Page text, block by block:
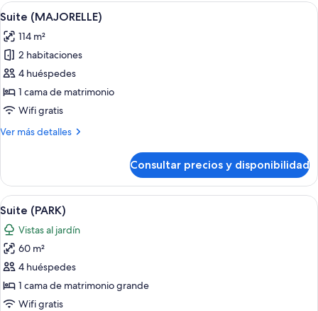
Abrir
todas
las
fotos
de
Suite
(MAJORELLE)
Un dormitorio amplio con una cama
8
Suite (MAJORELLE)
114 m²
2 habitaciones
4 huéspedes
1 cama de matrimonio
Wifi gratis
Ver más detalles
Más
(MAJORELLE)
Consultar precios y disponibilidad
Abrir
todas
las
fotos
de
Suite
(PARK)
Habitación de hotel elegante con
5
Suite (PARK)
Vistas al jardín
60 m²
4 huéspedes
1 cama de matrimonio grande
Wifi gratis